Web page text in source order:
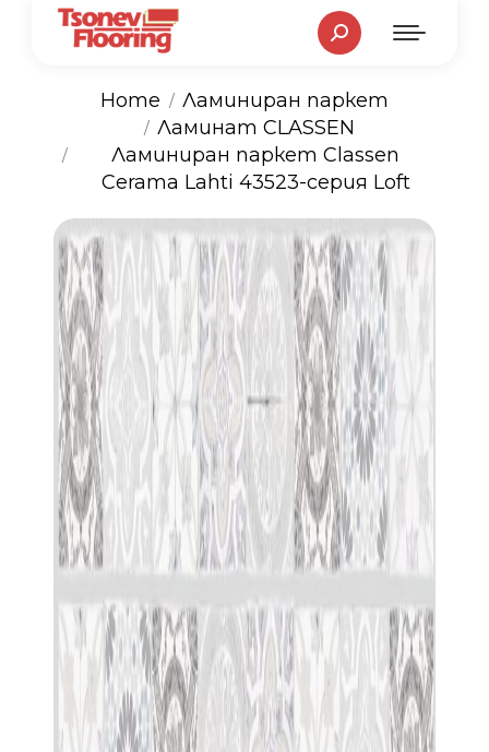
Search:
You are here:
Home
Ламиниран паркет
Ламинат CLASSEN
Ламиниран паркет Classen
Cerama Lahti 43523-серия Loft